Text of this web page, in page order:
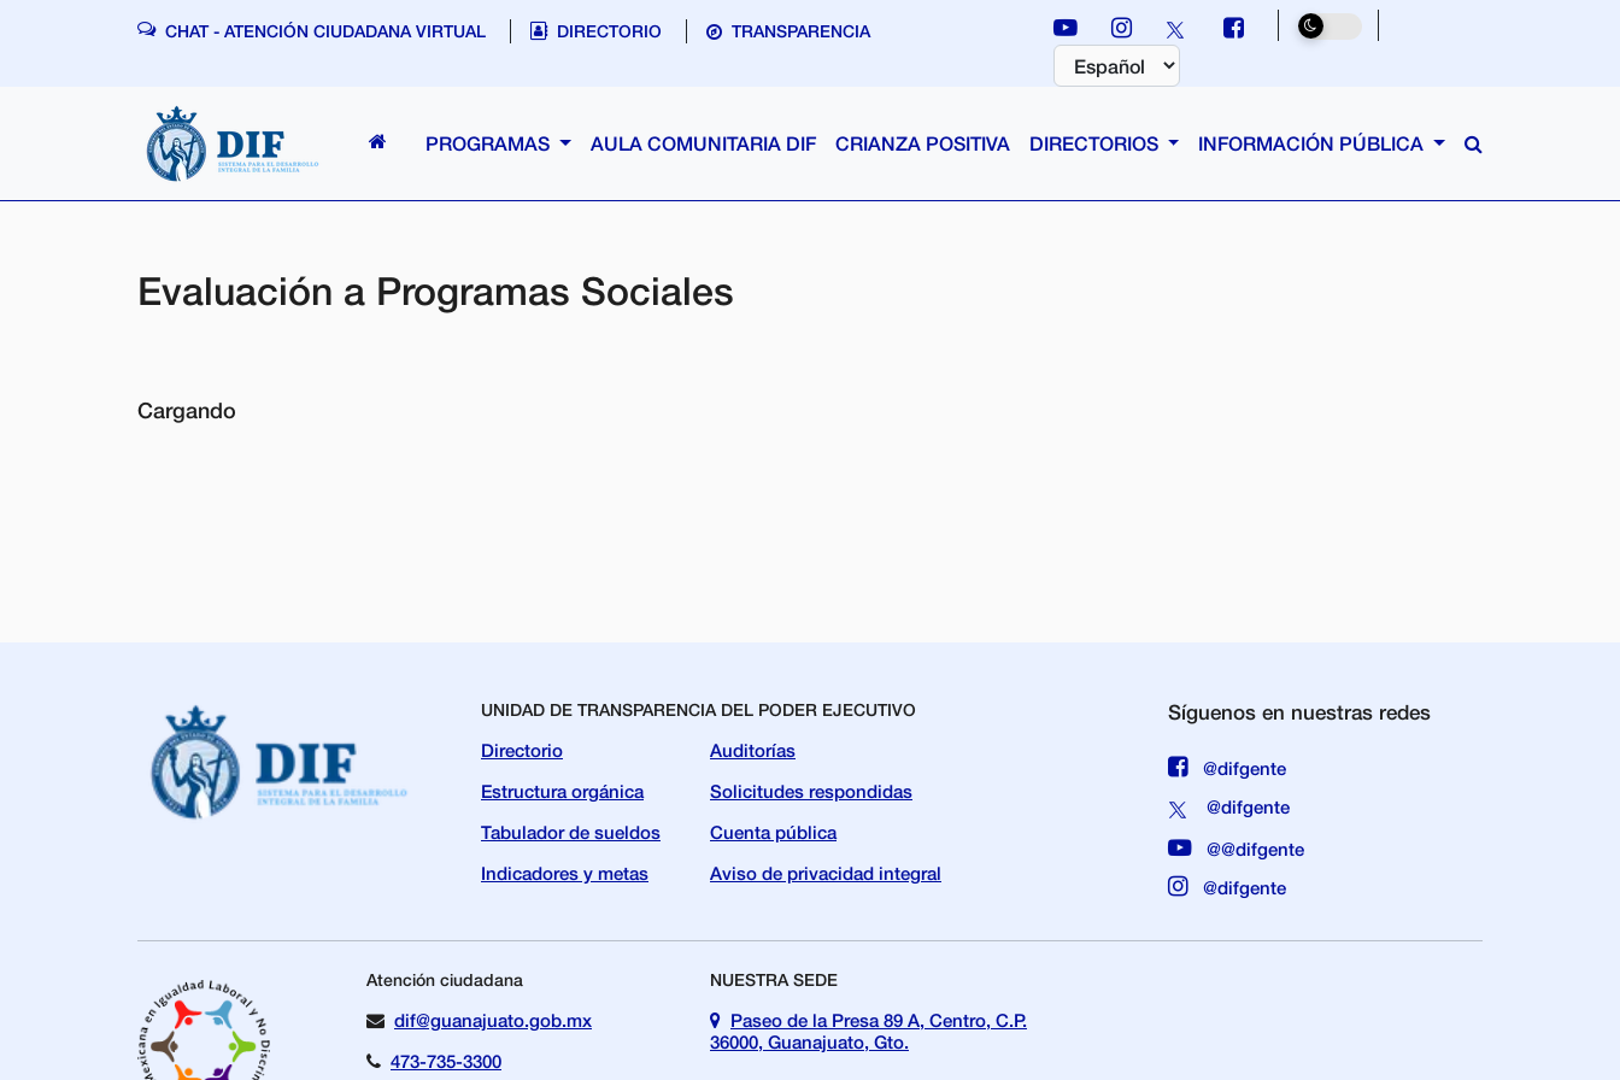
CHAT - ATENCIÓN CIUDADANA VIRTUAL DIRECTORIO TRANSPARENCIA
PROGRAMAS AULA COMUNITARIA DIF CRIANZA POSITIVA DIRECTORIOS INFORMACIÓN PÚBLICA
Evaluación a Programas Sociales
Cargando
UNIDAD DE TRANSPARENCIA DEL PODER EJECUTIVO
Directorio
Estructura orgánica
Tabulador de sueldos
Indicadores y metas
Auditorías
Solicitudes respondidas
Cuenta pública
Aviso de privacidad integral
Síguenos en nuestras redes
@difgente
@difgente
@@difgente
@difgente
Atención ciudadana
dif@guanajuato.gob.mx
473-735-3300
NUESTRA SEDE
Paseo de la Presa 89 A, Centro, C.P.
36000, Guanajuato, Gto.